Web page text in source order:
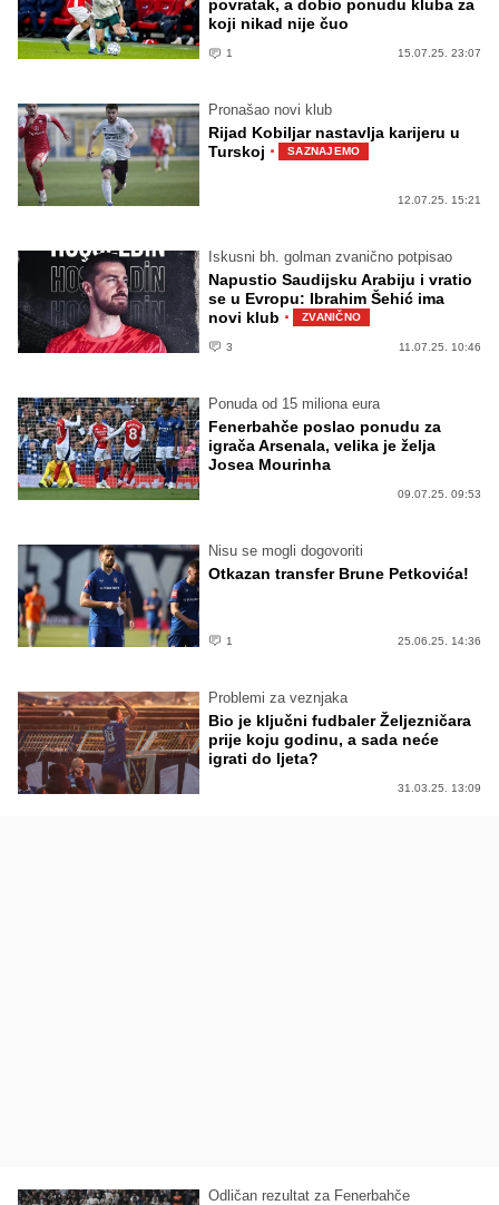
povratak, a dobio ponudu kluba za
koji nikad nije čuo
1 15.07.25. 23:07
Pronašao novi klub
Rijad Kobiljar nastavlja karijeru u
Turskoj · SAZNAJEMO
12.07.25. 15:21
Iskusni bh. golman zvanično potpisao
Napustio Saudijsku Arabiju i vratio
se u Evropu: Ibrahim Šehić ima
novi klub · ZVANIČNO
3 11.07.25. 10:46
Ponuda od 15 miliona eura
Fenerbahče poslao ponudu za
igrača Arsenala, velika je želja
Josea Mourinha
09.07.25. 09:53
Nisu se mogli dogovoriti
Otkazan transfer Brune Petkovića!
1 25.06.25. 14:36
Problemi za veznjaka
Bio je ključni fudbaler Željezničara
prije koju godinu, a sada neće
igrati do ljeta?
31.03.25. 13:09
Odličan rezultat za Fenerbahče